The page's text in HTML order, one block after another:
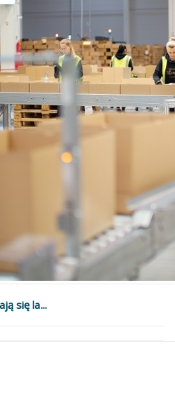
się la...